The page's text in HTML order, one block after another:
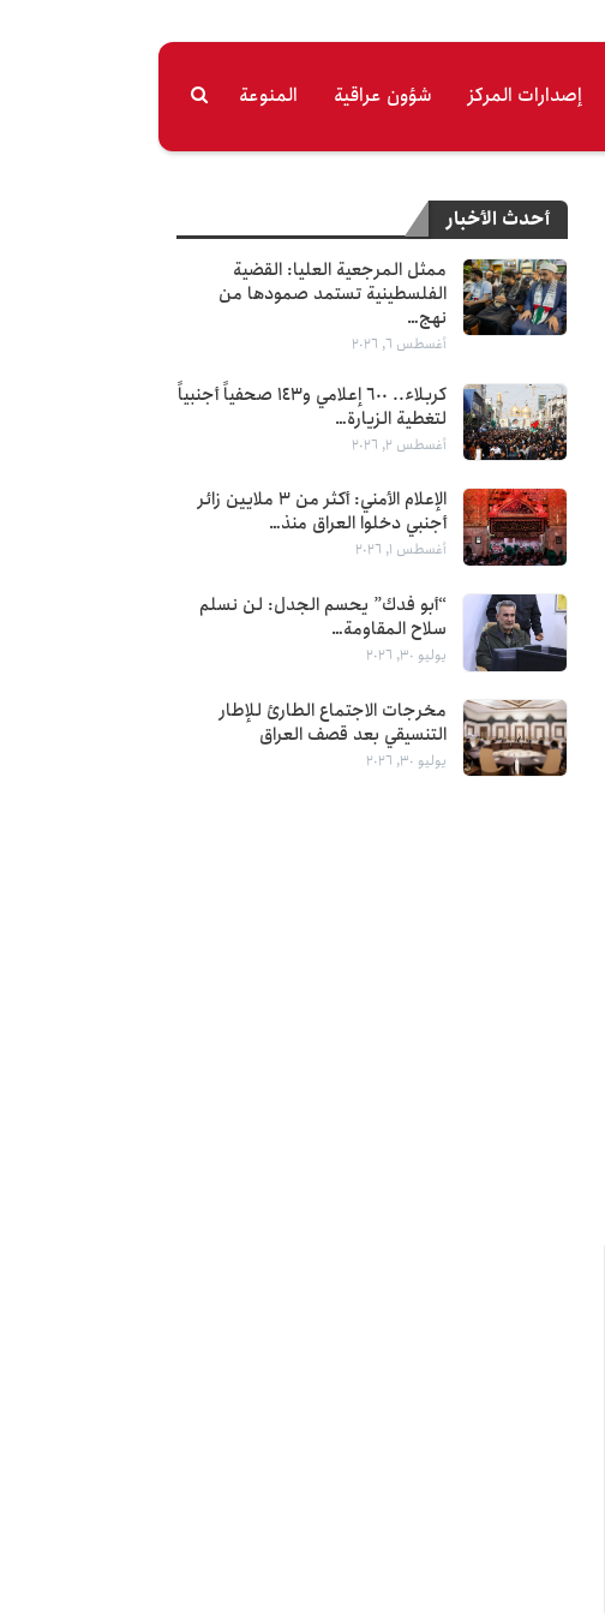
إصدارات المرکز شؤون عراقية المنوعة
أحدث الأخبار
ممثل المرجعية العليا: القضية
الفلسطينية تستمد صمودها من
نهج…
أغسطس 6, 2026
كربلاء.. 600 إعلامي و143 صحفياً أجنبياً
لتغطية الزيارة…
أغسطس 2, 2026
الإعلام الأمني: أكثر من 3 ملايين زائر
أجنبي دخلوا العراق منذ…
أغسطس 1, 2026
“أبو فدك” يحسم الجدل: لن نسلم
سلاح المقاومة…
يوليو 30, 2026
مخرجات الاجتماع الطارئ للإطار
التنسيقي بعد قصف العراق
يوليو 30, 2026